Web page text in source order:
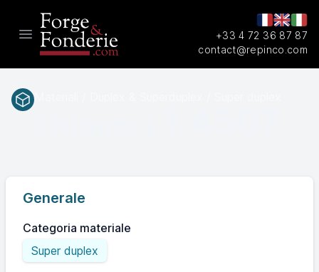
Open main menu
+33 4 72 36 87 87
contact@repinco.com
Generale
Categoria materiale
Super duplex